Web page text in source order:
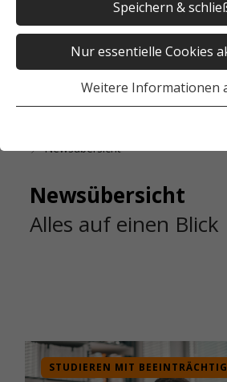
Speichern &
Nur essentielle Cookies
Weitere Informationen
Newsübersicht
Newsübersicht
Alles auf einen Blick
STUDIEREN MIT